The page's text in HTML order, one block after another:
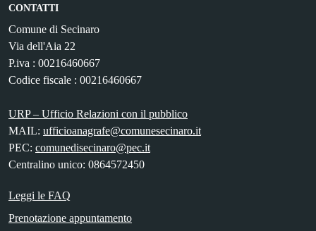
CONTATTI
Comune di Secinaro
Via dell'Aia 22
P.iva : 00216460667
Codice fiscale : 00216460667
URP – Ufficio Relazioni con il pubblico
MAIL: ufficioanagrafe@comunesecinaro.it
PEC: comunedisecinaro@pec.it
Centralino unico: 0864572450
Leggi le FAQ
Prenotazione appuntamento